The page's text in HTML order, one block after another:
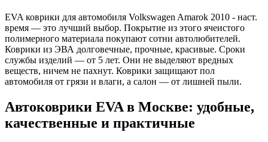
EVA коврики для автомобиля Volkswagen Amarok 2010 - наст.
время — это лучший выбор. Покрытие из этого ячеистого
полимерного материала покупают сотни автолюбителей.
Коврики из ЭВА долговечные, прочные, красивые. Сроки
службы изделий — от 5 лет. Они не выделяют вредных
веществ, ничем не пахнут. Коврики защищают пол
автомобиля от грязи и влаги, а салон — от лишней пыли.
Автоковрики EVA в Москве: удобные,
качественные и практичные